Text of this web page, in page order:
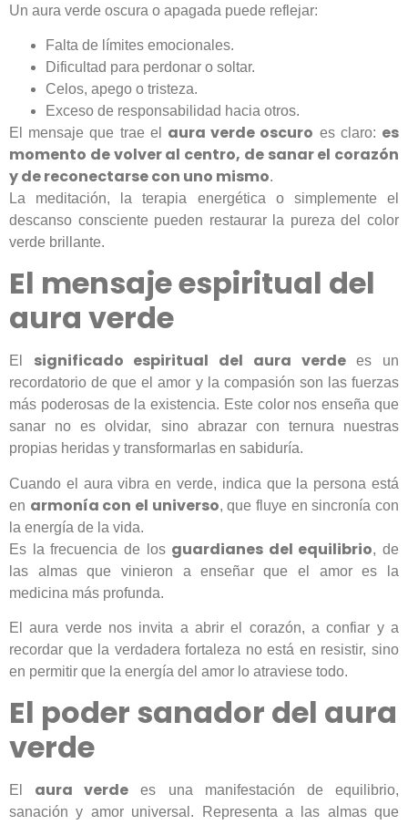
Un aura verde oscura o apagada puede reflejar:
Falta de límites emocionales.
Dificultad para perdonar o soltar.
Celos, apego o tristeza.
Exceso de responsabilidad hacia otros.
El mensaje que trae el aura verde oscuro es claro: es
momento de volver al centro, de sanar el corazón
y de reconectarse con uno mismo.
La meditación, la terapia energética o simplemente el
descanso consciente pueden restaurar la pureza del color
verde brillante.
El mensaje espiritual del
aura verde
El significado espiritual del aura verdees un
recordatorio de que el amor y la compasión son las fuerzas
más poderosas de la existencia. Este color nos enseña que
sanar no es olvidar, sino abrazar con ternura nuestras
propias heridas y transformarlas en sabiduría.
Cuando el aura vibra en verde, indica que la persona está
en armonía con el universo, que fluye en sincronía con
la energía de la vida.
Es la frecuencia de los guardianes del equilibrio, de
las almas que vinieron a enseñar que el amor es la
medicina más profunda.
El aura verde nos invita a abrir el corazón, a confiar y a
recordar que la verdadera fortaleza no está en resistir, sino
en permitir que la energía del amor lo atraviese todo.
El poder sanador del aura
verde
El aura verde es una manifestación de equilibrio,
sanación y amor universal. Representa a las almas que